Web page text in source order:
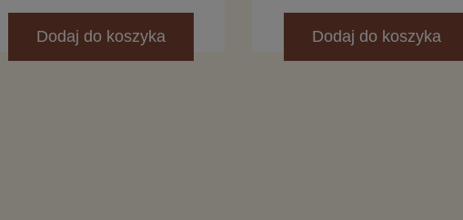
Dodaj do koszyka Dodaj do koszyka